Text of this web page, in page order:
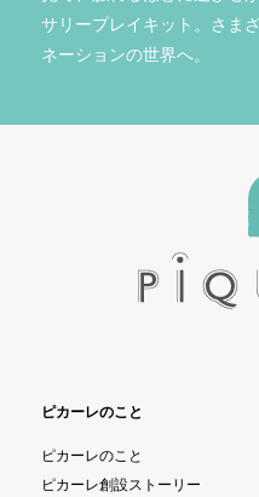
サリープレイキット。さま
ネーションの世界へ。
ピカーレのこと
ピカーレのこと
ピカーレ創設ストーリー